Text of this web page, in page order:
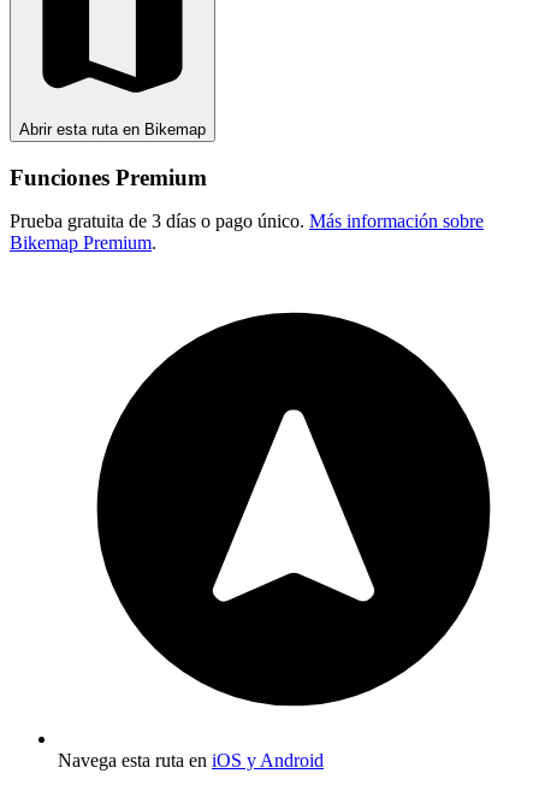
Abrir esta ruta en Bikemap
Funciones Premium
Prueba gratuita de 3 días o pago único. Más información sobre
Bikemap Premium.
Navega esta ruta en iOS y Android